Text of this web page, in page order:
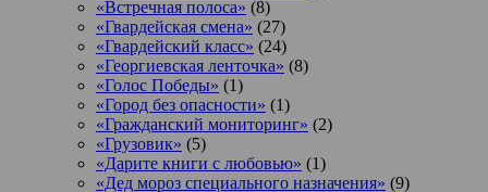
«Встречная полоса» (8)
«Гвардейская смена» (27)
«Гвардейский класс» (24)
«Георгиевская ленточка» (8)
«Голос Победы» (1)
«Город без опасности» (1)
«Гражданский мониторинг» (2)
«Грузовик» (5)
«Дарите книги с любовью» (1)
«Дед мороз специального назначения» (9)